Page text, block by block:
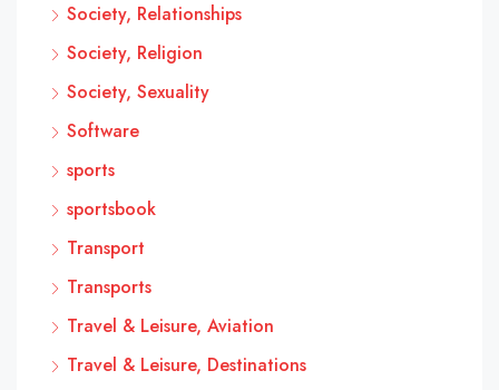
Society, Relationships
Society, Religion
Society, Sexuality
Software
sports
sportsbook
Transport
Transports
Travel & Leisure, Aviation
Travel & Leisure, Destinations